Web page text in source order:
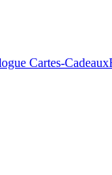
Cartes-Cadeaux